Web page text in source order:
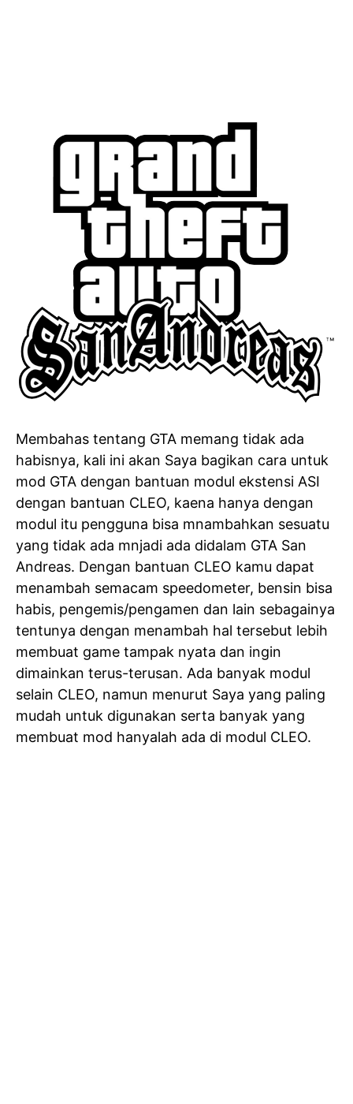
Membahas tentang GTA memang tidak ada
habisnya, kali ini akan Saya bagikan cara untuk
mod GTA dengan bantuan modul ekstensi ASI
dengan bantuan CLEO, kaena hanya dengan
modul itu pengguna bisa mnambahkan sesuatu
yang tidak ada mnjadi ada didalam GTA San
Andreas. Dengan bantuan CLEO kamu dapat
menambah semacam speedometer, bensin bisa
habis, pengemis/pengamen dan lain sebagainya
tentunya dengan menambah hal tersebut lebih
membuat game tampak nyata dan ingin
dimainkan terus-terusan. Ada banyak modul
selain CLEO, namun menurut Saya yang paling
mudah untuk digunakan serta banyak yang
membuat mod hanyalah ada di modul CLEO.